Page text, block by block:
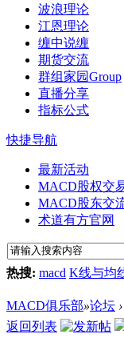
波浪理论
江恩理论
缠中说缠
期货交流
群组家园Group
直播分享
指标公式
快捷导航
最新活动
MACD股权交
MACD股东交
术道有方官网
热搜: macd K线与均
MACD俱乐部»论坛 ›
返回列表